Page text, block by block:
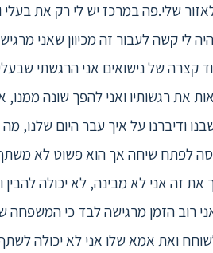
שלי.פה במרכז יש לי רק את
לי קשה לעבור זה מכיוון שאני
קצרה של נישואים אני הרגשתי
את רגשותיו ואני להפך שונה ממנו,
ודיברנו על איך עבר היום שלנו,
מתחילה ומנסה לפתח שיחה אך הוא פשוט
זה אני לא מבינה, לא יכולה
רוב הזמן מרגישה לבד כי המשפחה
ואת אמא שלו אני לא יכולה